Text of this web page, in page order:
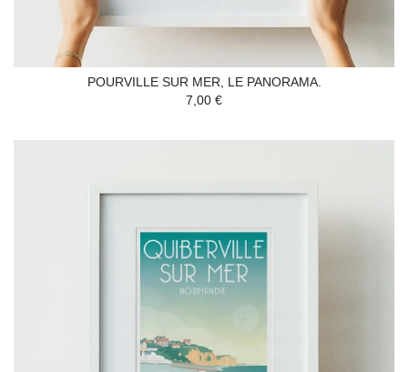
POURVILLE SUR MER, LE PANORAMA.
7,00 €